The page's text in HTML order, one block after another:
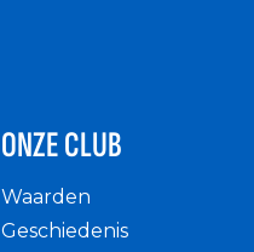
ONZE CLUB
Waarden
Geschiedenis